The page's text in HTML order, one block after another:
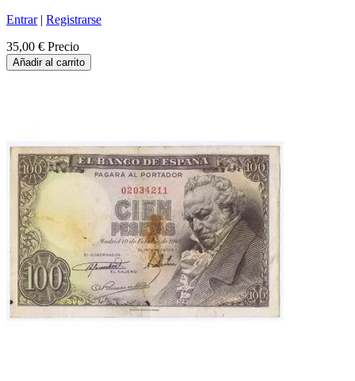
Entrar| Registrarse
35,00 € Precio
Añadir al carrito